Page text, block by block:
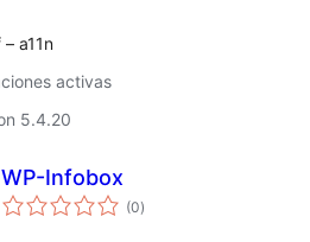
a11n
activas
5.4.20
WP-Infobox
(0total
de
)